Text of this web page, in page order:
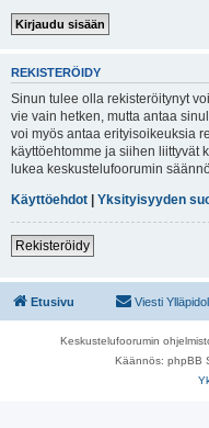
REKISTERÖIDY
Sinun tulee olla rekisteröitynyt
vie vain hetken, mutta antaa
voi myös antaa erityisoikeuksia
käyttöehtomme ja siihen liittyvät
lukea keskustelufoorumin
Käyttöehdot | Yksityisyyden
Rekisteröidy
Etusivu Viesti
Keskustelufoorumin
Käännös: phpBB